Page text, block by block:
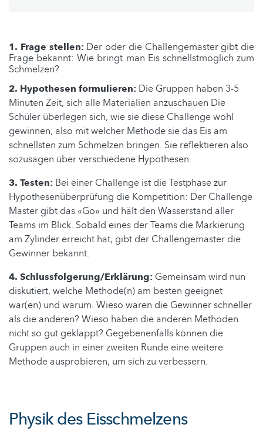
1. Frage stellen: Der oder die Challengemaster gibt die
Frage bekannt: Wie bringt man Eis schnellstmöglich zum
Schmelzen?
2. Hypothesen formulieren: Die Gruppen haben 3-5
Minuten Zeit, sich alle Materialien anzuschauen Die
Schüler überlegen sich, wie sie diese Challenge wohl
gewinnen, also mit welcher Methode sie das Eis am
schnellsten zum Schmelzen bringen. Sie reflektieren also
sozusagen über verschiedene Hypothesen.
3. Testen: Bei einer Challenge ist die Testphase zur
Hypothesenüberprüfung die Kompetition: Der Challenge
Master gibt das «Go» und hält den Wasserstand aller
Teams im Blick. Sobald eines der Teams die Markierung
am Zylinder erreicht hat, gibt der Challengemaster die
Gewinner bekannt.
4. Schlussfolgerung/Erklärung: Gemeinsam wird nun
diskutiert, welche Methode(n) am besten geeignet
war(en) und warum. Wieso waren die Gewinner schneller
als die anderen? Wieso haben die anderen Methoden
nicht so gut geklappt? Gegebenenfalls können die
Gruppen auch in einer zweiten Runde eine weitere
Methode ausprobieren, um sich zu verbessern.
Physik des Eisschmelzens